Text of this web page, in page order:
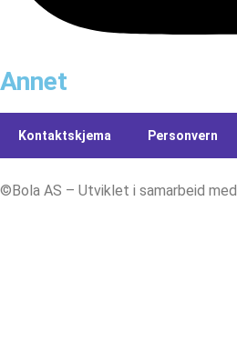
Annet
Kontaktskjema Personvern
©Bola AS – Utviklet i samarbeid med